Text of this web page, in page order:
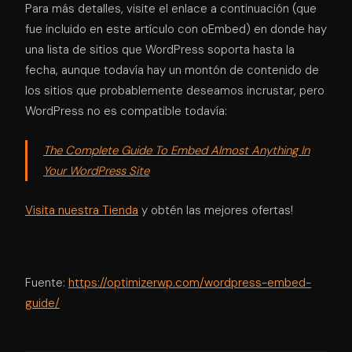
Para más detalles, visite el enlace a continuación (que
fue incluido en este artículo con oEmbed) en donde hay
una lista de sitios que WordPress soporta hasta la
fecha, aunque todavía hay un montón de contenido de
los sitios que probablemente deseamos incrustar, pero
WordPress no es compatible todavía:
The Complete Guide To Embed Almost Anything In
Your WordPress Site
Visita nuestra Tienda y obtén las mejores ofertas!
Fuente: https://optimizerwp.com/wordpress-embed-
guide/